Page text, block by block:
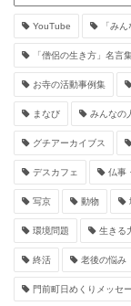
YouTube 「み
「僧侶の生き方」名言
お寺の活動事例集
まなび みんなの
グチアーカイブス
デスカフェ 仏事
写京 動物
環境問題 生きる
終活 老後の悩み
門前町日めくりメッセ